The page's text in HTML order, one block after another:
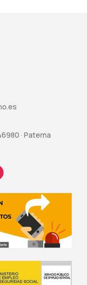
· Paterna